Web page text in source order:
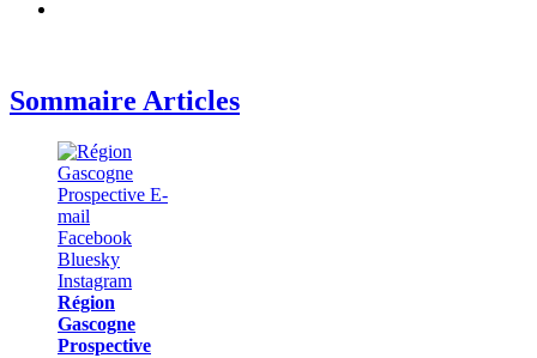
Sommaire Articles
Région
Gascogne
Prospective